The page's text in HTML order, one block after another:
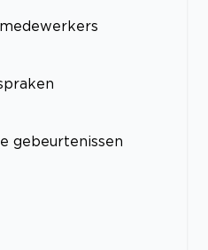
gebeurtenissen